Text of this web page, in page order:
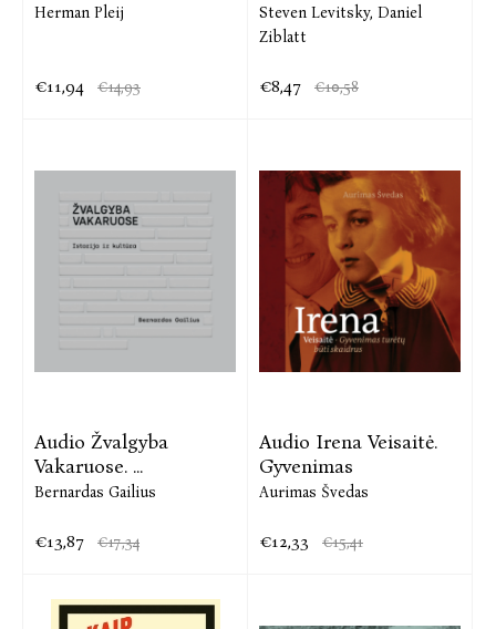
Herman Pleij
€11,94 €14,93
Steven Levitsky, Daniel
Ziblatt
€8,47 €10,58
Audio Žvalgyba
Vakaruose. ...
Bernardas Gailius
€13,87 €17,34
Audio Irena Veisaitė.
Gyvenimas
Aurimas Švedas
€12,33 €15,41